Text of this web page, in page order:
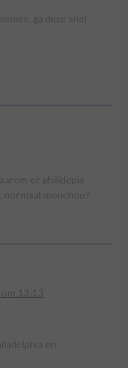
ga deze snel
er philidepia
normaal monchou?
13:13
en